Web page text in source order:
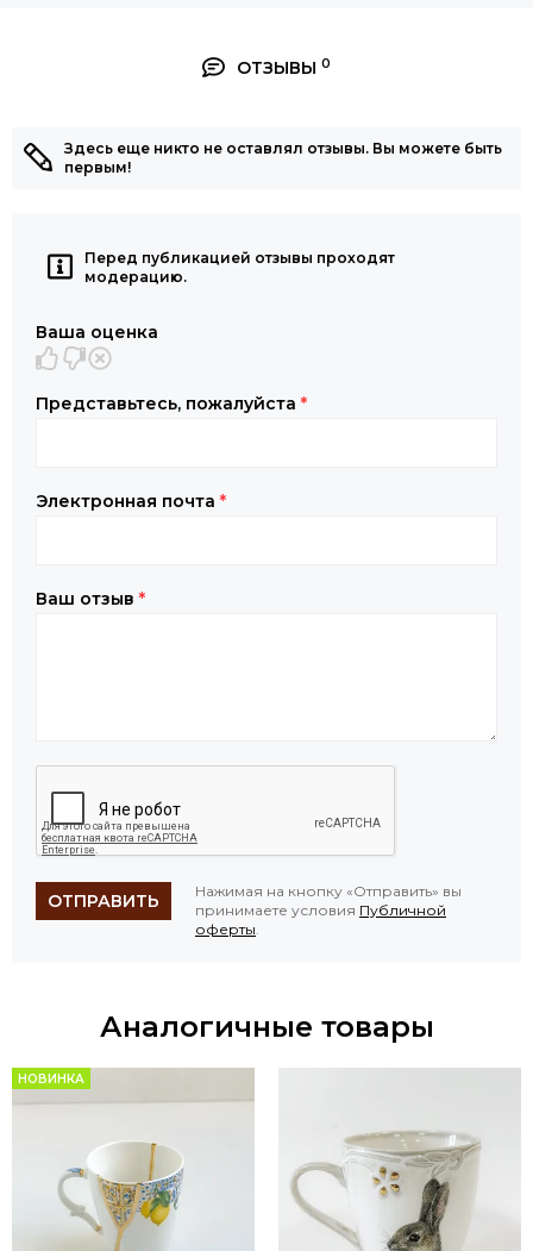
ОТЗЫВЫ 0
Здесь еще никто не оставлял отзывы. Вы можете быть
первым!
Перед публикацией отзывы проходят
модерацию.
Ваша оценка
Представьтесь, пожалуйста *
Электронная почта *
Ваш отзыв *
ОТПРАВИТЬ
Нажимая на кнопку «Отправить» вы
принимаете условия Публичной
оферты
Аналогичные товары
НОВИНКА